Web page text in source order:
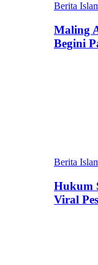
Berita
Maling
Begini
Berita
Hukum
Viral